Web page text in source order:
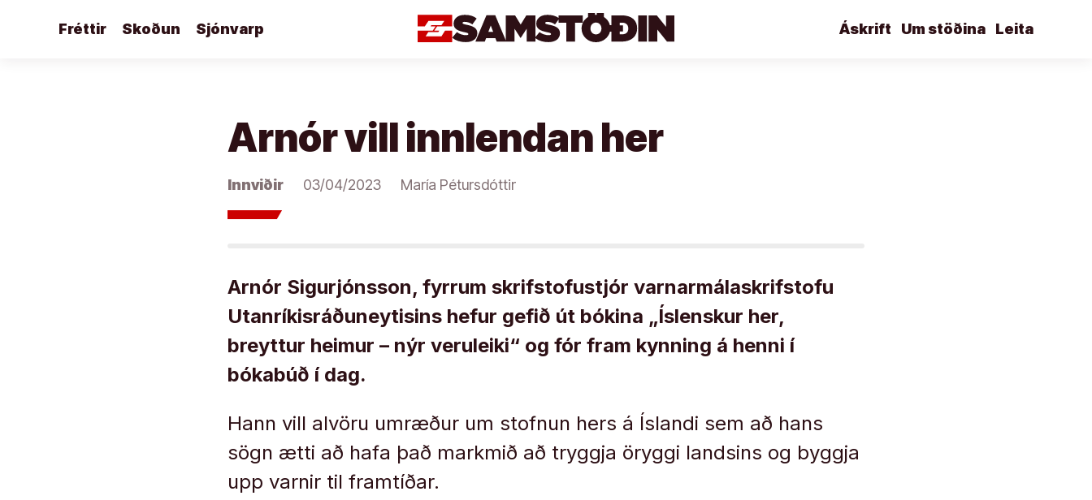
Fréttir Skoðun Sjónvarp Leita
Um stöðina
Áskrift
Arnór vill innlendan her
Innviðir 03/04/2023 María Pétursdóttir
Arnór Sigurjónsson, fyrrum skrifstofustjór varnarmálaskrifstofu
Utanríkisráðuneytisins hefur gefið út bókina „Íslenskur her,
breyttur heimur – nýr veruleiki“ og fór fram kynning á henni í
bókabúð í dag.
Hann vill alvöru umræður um stofnun hers á Íslandi sem að hans
sögn ætti að hafa það markmið að tryggja öryggi landsins og byggja
upp varnir til framtíðar.